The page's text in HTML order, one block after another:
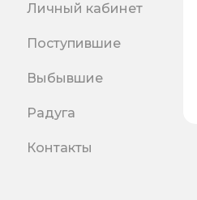
Личный кабинет
Поступившие
Выбывшие
Радуга
Контакты